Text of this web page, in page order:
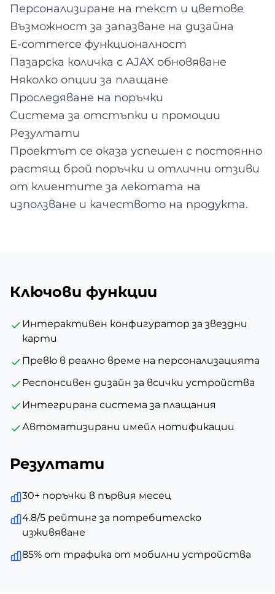
Персонализиране на текст и цветове
Възможност за запазване на дизайна
E-commerce функционалност
Пазарска количка с AJAX обновяване
Няколко опции за плащане
Проследяване на поръчки
Система за отстъпки и промоции
Резултати
Проектът се оказа успешен с постоянно
растящ брой поръчки и отлични отзиви
от клиентите за лекотата на
използване и качеството на продукта.
Ключови функции
Интерактивен конфигуратор за звездни
карти
Превю в реално време на персонализацията
Респонсивен дизайн за всички устройства
Интегрирана система за плащания
Автоматизирани имейл нотификации
Резултати
30+ поръчки в първия месец
4.8/5 рейтинг за потребителско
изживяване
85% от трафика от мобилни устройства